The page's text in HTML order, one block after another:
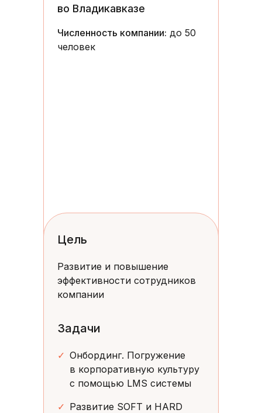
✓ Развитие SOFT и HARD
✓ Онбординг. Погружение
в корпоративную культуру
с помощью LMS системы
Численность компании: до 50
человек
Развитие и повышение
эффективности сотрудников
компании
Задачи
Цель
во Владикавказе